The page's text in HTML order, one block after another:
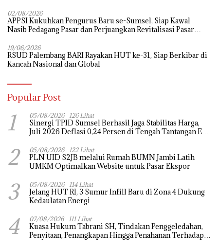
02/08/2026
APPSI Kukuhkan Pengurus Baru se-Sumsel, Siap Kawal
Nasib Pedagang Pasar dan Perjuangkan Revitalisasi Pasar
19/06/2026
RSUD Palembang BARI Rayakan HUT ke-31, Siap Berkibar di
Kancah Nasional dan Global
Popular Post
1 05/08/2026 126 Lihat
Sinergi TPID Sumsel Berhasil Jaga Stabilitas Harga,
Juli 2026 Deflasi 0,24 Persen di Tengah Tantangan El
2 05/08/2026 122 Lihat
PLN UID S2JB melalui Rumah BUMN Jambi Latih
UMKM Optimalkan Website untuk Pasar Ekspor
3 05/08/2026 114 Lihat
Jelang HUT RI, 3 Sumur Infill Baru di Zona 4 Dukung
Kedaulatan Energi
4 07/08/2026 111 Lihat
‎Kuasa Hukum Tabrani SH, Tindakan Penggeledahan,
Penyitaan, Penangkapan Hingga Penahanan Terhadap